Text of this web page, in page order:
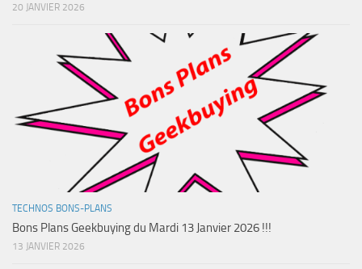
20 JANVIER 2026
TECHNOS BONS-PLANS
Bons Plans Geekbuying du Mardi 13 Janvier 2026 !!!
13 JANVIER 2026